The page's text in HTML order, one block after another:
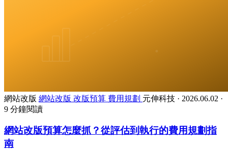
網站改版 網站改版 改版預算 費用規劃 元伸科技 · 2026.06.02 ·
9 分鐘閱讀
網站改版預算怎麼抓？從評估到執行的費用規劃指
南